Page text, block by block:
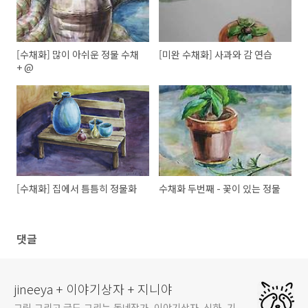
[수채화] 많이 아쉬운 정물 수채
+ @
[미완 수채화] 사과와 감 연습
[수채화] 집에서 틈틈히 정물화 수채화 두번째 - 꽃이 있는 정물
댓글
jineeya + 이야기상자 + 지니야